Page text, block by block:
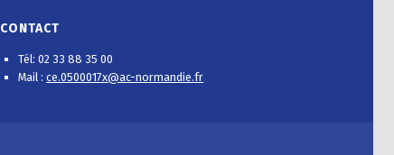
CONTACT
Tél: 02 33 88 35 00
Mail :ce.0500017x@ac-normandie.fr